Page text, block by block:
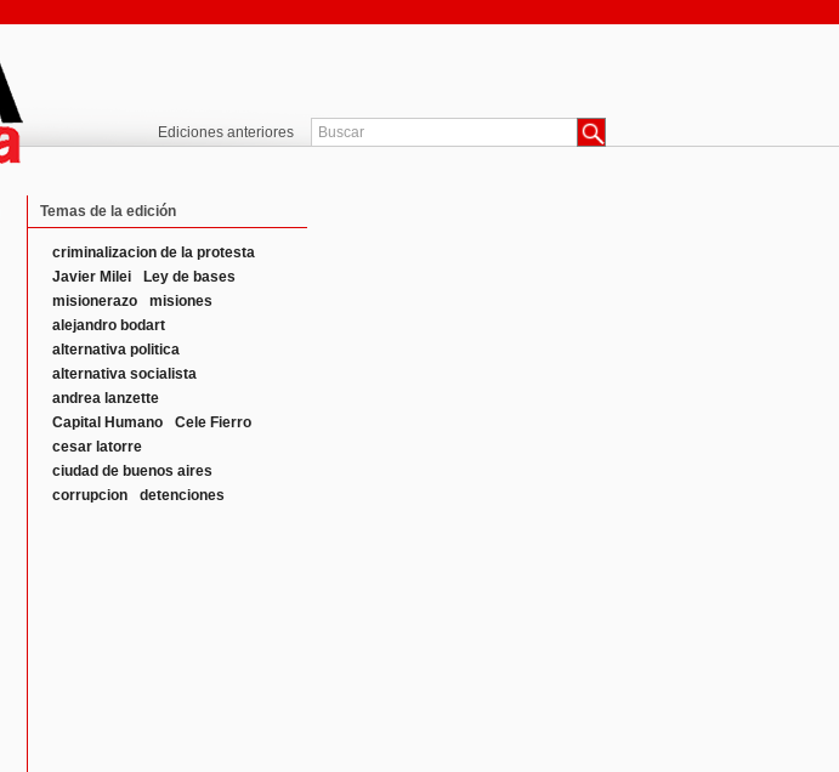
Ediciones anteriores
Temas de la edición
criminalizacion de la protesta
Javier Milei
Ley de bases
misionerazo
misiones
alejandro bodart
alternativa politica
alternativa socialista
andrea lanzette
Capital Humano
Cele Fierro
cesar latorre
ciudad de buenos aires
corrupcion
detenciones